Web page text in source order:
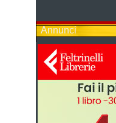
Annunci